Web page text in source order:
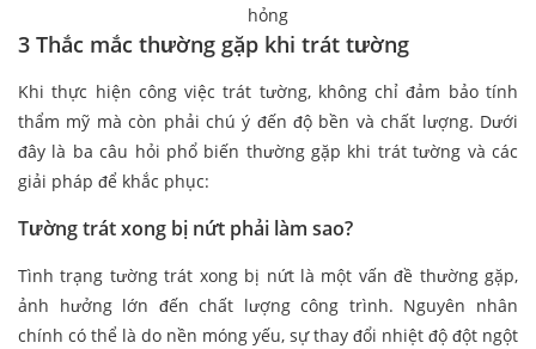
hỏng
3 Thắc mắc thường gặp khi trát tường
Khi thực hiện công việc trát tường, không chỉ đảm bảo tính
thẩm mỹ mà còn phải chú ý đến độ bền và chất lượng. Dưới
đây là ba câu hỏi phổ biến thường gặp khi trát tường và các
giải pháp để khắc phục:
Tường trát xong bị nứt phải làm sao?
Tình trạng tường trát xong bị nứt là một vấn đề thường gặp,
ảnh hưởng lớn đến chất lượng công trình. Nguyên nhân
chính có thể là do nền móng yếu, sự thay đổi nhiệt độ đột ngột